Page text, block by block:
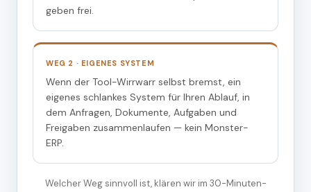
geben frei.
WEG 2 · EIGENES SYSTEM
Wenn der Tool-Wirrwarr selbst bremst, ein
eigenes schlankes System für Ihren Ablauf, in
dem Anfragen, Dokumente, Aufgaben und
Freigaben zusammenlaufen — kein Monster-
ERP.
Welcher Weg sinnvoll ist, klären wir im 30-Minuten-